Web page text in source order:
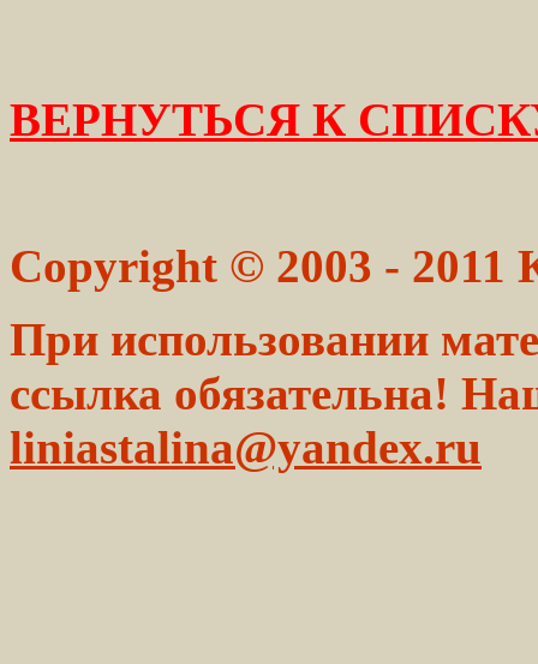
ВЕРНУТЬСЯ К
Copyright © 2003 - 2011
При использовании
ссылка обязательна!
liniastalina@yandex.ru